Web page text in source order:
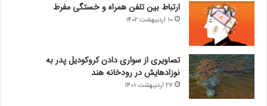
ارتباط بین تلفن همراه و خستگی مفرط
10 اردیبهشت 1402
تصاویری از سواری دادن کروکودیل پدر به
نوزادهایش در رودخانه هند
27 اردیبهشت 1401